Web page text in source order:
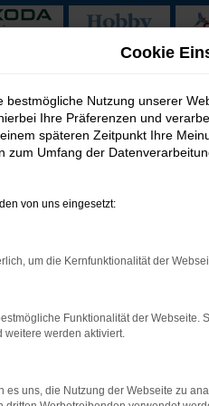
Meißner
Meißner garantiert
Der Škoda Octavia gilt
möchten. Wie wäre
geprüften Jahres-
Network Error
ist ein Fehler aufgetreten.
paar Tipps, die dir helfen
Cookie
bestmögliche Nutzung unserer
Ihre Präferenzen und
späteren Zeitpunkt Ihre
zum Umfang der
von uns eingesetzt:
um die Kernfunktionalität der
Funktionalität der Webseite.
weitere werden aktiviert.
es uns, die Nutzung der Webseite zu